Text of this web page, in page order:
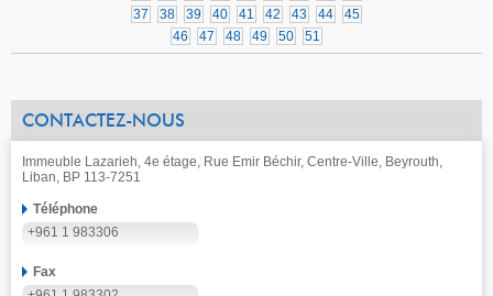
37
38 39 40 41 42 43 44
45
46
47 48 49 50 51
CONTACTEZ-NOUS
Immeuble Lazarieh, 4e étage, Rue Emir Béchir, Centre-Ville, Beyrouth,
Liban, BP 113-7251
Téléphone
+961 1 983306
Fax